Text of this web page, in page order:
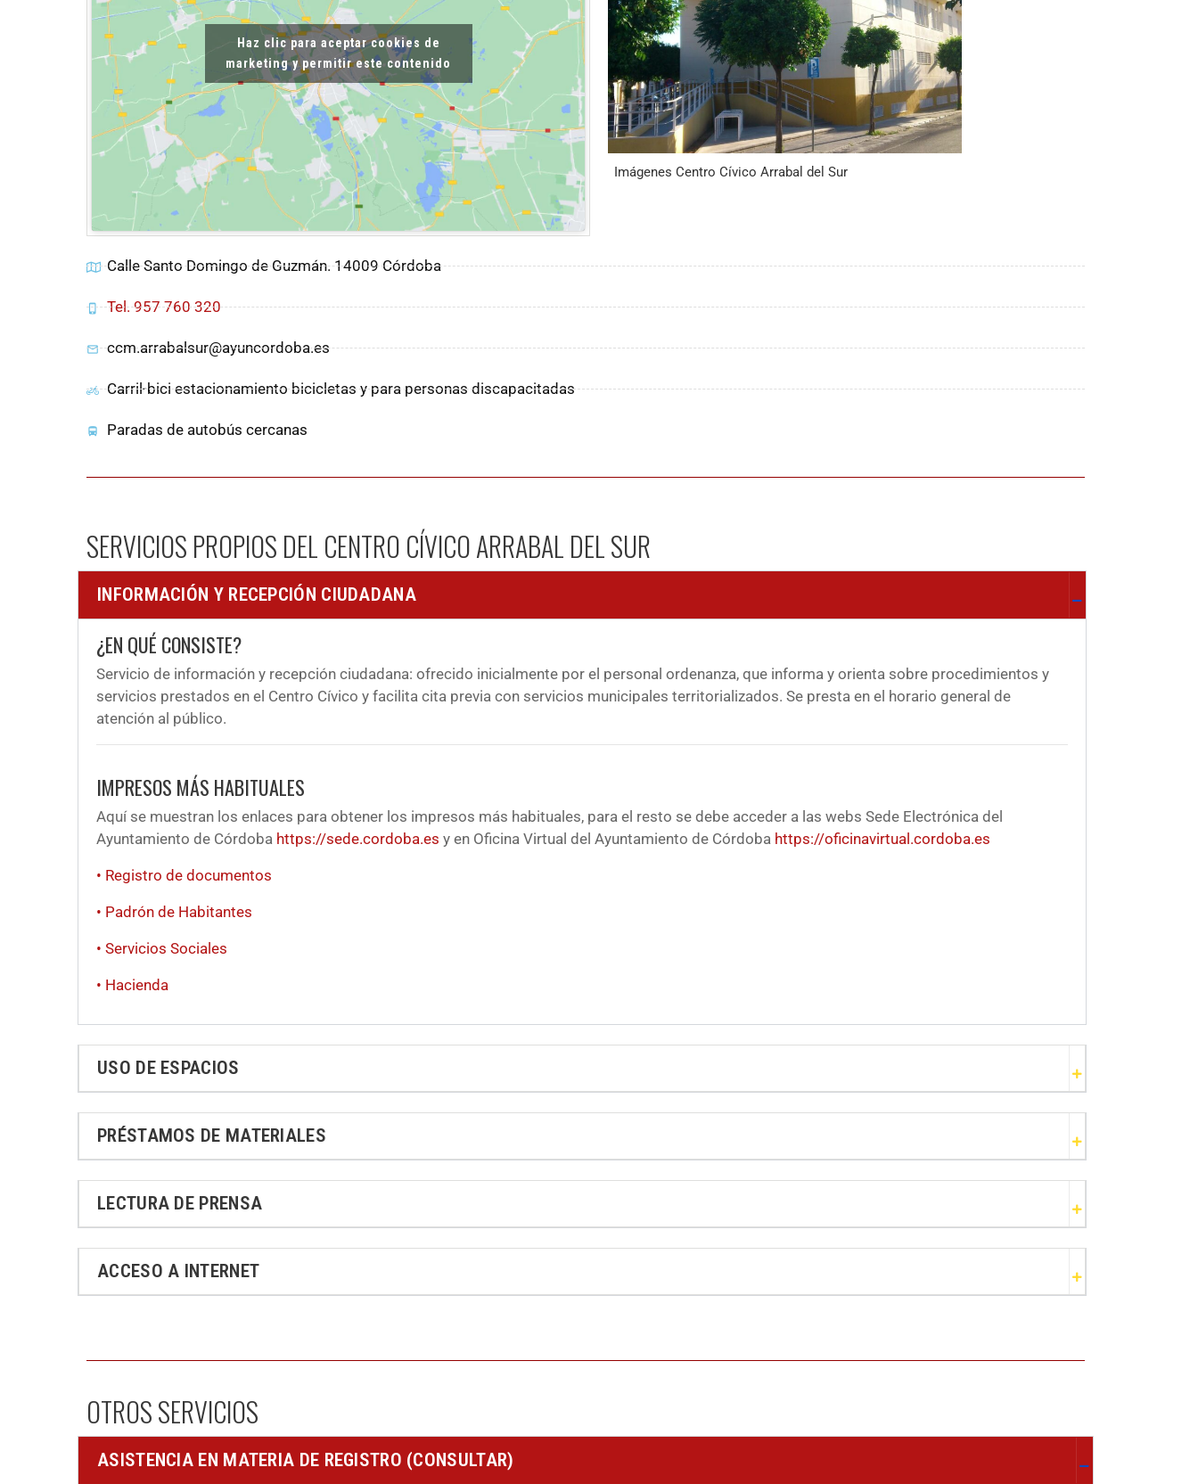
Haz clic para aceptar cookies de
marketing y permitir este contenido
Imágenes Centro Cívico Arrabal del Sur
Calle Santo Domingo de Guzmán. 14009 Córdoba ‎
Tel. 957 760 320
ccm.arrabalsur@ayuncordoba.es
Carril-bici estacionamiento bicicletas y para personas discapacitadas
Paradas de autobús cercanas
SERVICIOS PROPIOS DEL CENTRO CÍVICO ARRABAL DEL SUR
INFORMACIÓN Y RECEPCIÓN CIUDADANA
¿EN QUÉ CONSISTE?
Servicio de información y recepción ciudadana: ofrecido inicialmente por el personal ordenanza, que informa y orienta sobre procedimientos y
servicios prestados en el Centro Cívico y facilita cita previa con servicios municipales territorializados. Se presta en el horario general de
atención al público.
IMPRESOS MÁS HABITUALES
Aquí se muestran los enlaces para obtener los impresos más habituales, para el resto se debe acceder a las webs Sede Electrónica del
Ayuntamiento de Córdoba https://sede.cordoba.es y en Oficina Virtual del Ayuntamiento de Córdoba https://oficinavirtual.cordoba.es
• Registro de documentos
• Padrón de Habitantes
• Servicios Sociales
• Hacienda
USO DE ESPACIOS
PRÉSTAMOS DE MATERIALES
LECTURA DE PRENSA
ACCESO A INTERNET
OTROS SERVICIOS
ASISTENCIA EN MATERIA DE REGISTRO (CONSULTAR)